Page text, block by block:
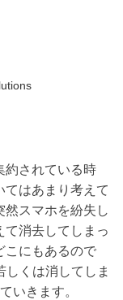
約されている時
てはあまり考えて
然スマホを紛失し
消去してしまっ
こにもあるので
くは消してしま
いきます。